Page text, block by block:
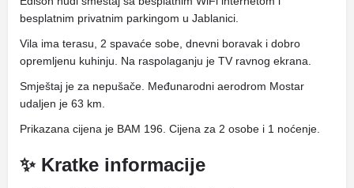
besplatnim privatnim parkingom u Jablanici.
Vila ima terasu, 2 spavaće sobe, dnevni boravak i dobro
opremljenu kuhinju. Na raspolaganju je TV ravnog ekrana.
Smještaj je za nepušače. Međunarodni aerodrom Mostar
udaljen je 63 km.
Prikazana cijena je BAM 196. Cijena za 2 osobe i 1 noćenje.
✨ Kratke informacije